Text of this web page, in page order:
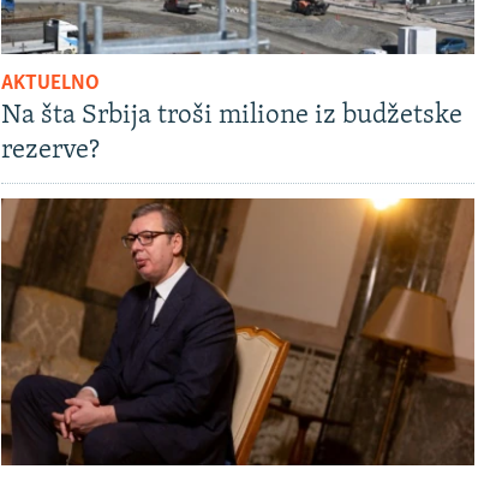
AKTUELNO
Na šta Srbija troši milione iz budžetske
rezerve?